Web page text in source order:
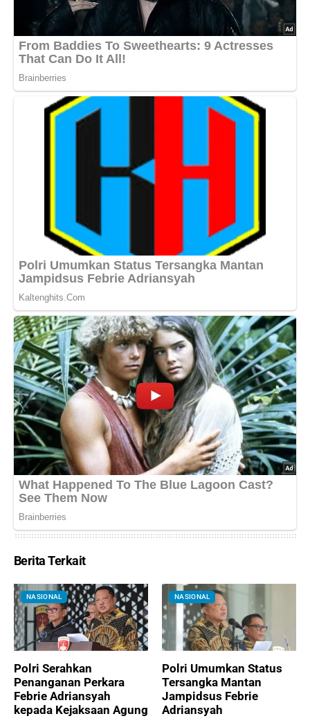
Berita Terkait
NASIONAL
Polri Serahkan
Penanganan Perkara
Febrie Adriansyah
kepada Kejaksaan Agung
NASIONAL
Polri Umumkan Status
Tersangka Mantan
Jampidsus Febrie
Adriansyah